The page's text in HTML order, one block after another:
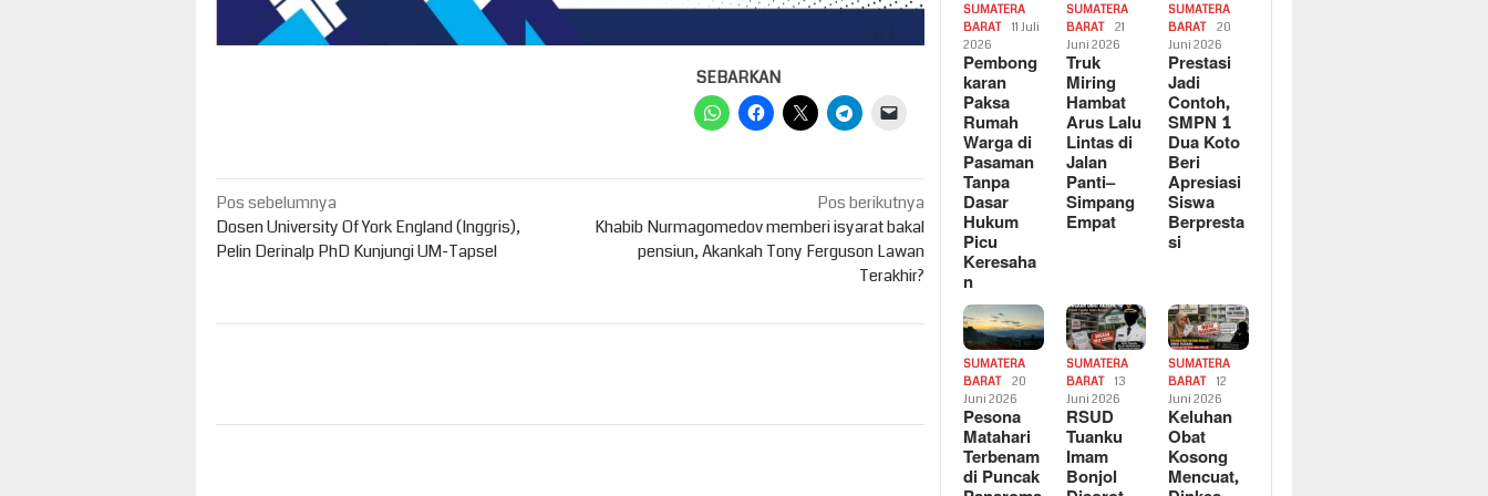
SEBARKAN
Navigasi
pos
Pos sebelumnya
Dosen University Of York England (Inggris),
Pelin Derinalp PhD Kunjungi UM-Tapsel
Pos berikutnya
Khabib Nurmagomedov memberi isyarat bakal
pensiun, Akankah Tony Ferguson Lawan
Terakhir?
SUMATERA
BARAT
11 Juli
2026
Pembong
karan
Paksa
Rumah
Warga di
Pasaman
Tanpa
Dasar
Hukum
Picu
Keresaha
n
SUMATERA
BARAT
21
Juni 2026
Truk
Miring
Hambat
Arus Lalu
Lintas di
Jalan
Panti–
Simpang
Empat
SUMATERA
BARAT
20
Juni 2026
Prestasi
Jadi
Contoh,
SMPN 1
Dua Koto
Beri
Apresiasi
Siswa
Berpresta
si
SUMATERA
BARAT
20
Juni 2026
Pesona
Matahari
Terbenam
di Puncak
SUMATERA
BARAT
13
Juni 2026
RSUD
Tuanku
Imam
Bonjol
SUMATERA
BARAT
12
Juni 2026
Keluhan
Obat
Kosong
Mencuat,